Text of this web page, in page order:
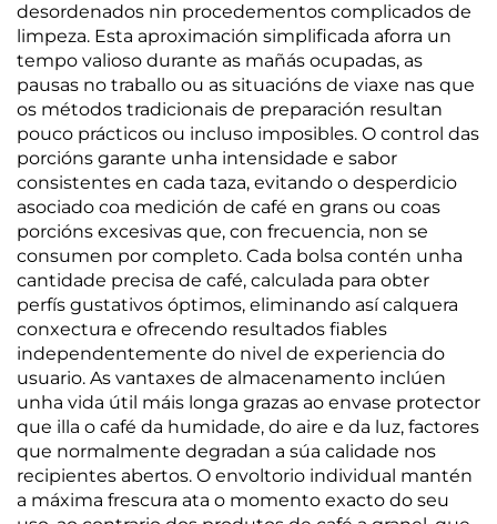
desordenados nin procedementos complicados de
limpeza. Esta aproximación simplificada aforra un
tempo valioso durante as mañás ocupadas, as
pausas no traballo ou as situacións de viaxe nas que
os métodos tradicionais de preparación resultan
pouco prácticos ou incluso imposibles. O control das
porcións garante unha intensidade e sabor
consistentes en cada taza, evitando o desperdicio
asociado coa medición de café en grans ou coas
porcións excesivas que, con frecuencia, non se
consumen por completo. Cada bolsa contén unha
cantidade precisa de café, calculada para obter
perfís gustativos óptimos, eliminando así calquera
conxectura e ofrecendo resultados fiables
independentemente do nivel de experiencia do
usuario. As vantaxes de almacenamento inclúen
unha vida útil máis longa grazas ao envase protector
que illa o café da humidade, do aire e da luz, factores
que normalmente degradan a súa calidade nos
recipientes abertos. O envoltorio individual mantén
a máxima frescura ata o momento exacto do seu